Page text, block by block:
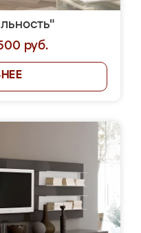
руб.